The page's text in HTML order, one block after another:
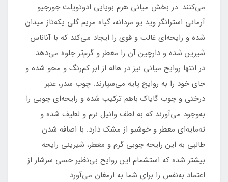
می‌کنند. در بخش میانی هرم بویایی ادوتویلت جورجیو
آرمانی استرانگر وید یو مردانه، گیاه مریم گلی یکه‌تاز میدان
شده و رایحه‌ای غالب و قوی را ایجاد می‌کند که با آناناس
شیرین شده و دارچین آن را معطر و گرم‌تر جلوه می‌دهد.
در انتها روایح میانی نیز در هاله از ابر کم‌رنگ و محو شده و
جای خود را به روایح پایه می‌سپارند. چوب سدر، عنبر
درختی و چوب گایاک باهم ترکیب شده و رایحه‌ای چوبی را
به‌وجود می‌آورند که به لطف وانیل نرم و لطیف شده و
ته‌مایه‌ای معطر و خوشبو از مشک دارد. با اضافه شدن
طالبی به این رایحه چوبی گرم و معطر، شیرینی رایحه
بیشتر شده که استشمام این روایح بی‌نظیر حسی سرشار از
اعتماد به‌نفس را برای شما به ارمغان می‌آورد.